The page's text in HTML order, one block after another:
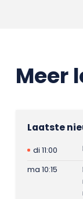
Meer
Laatste
di 11:00
ma 10:15